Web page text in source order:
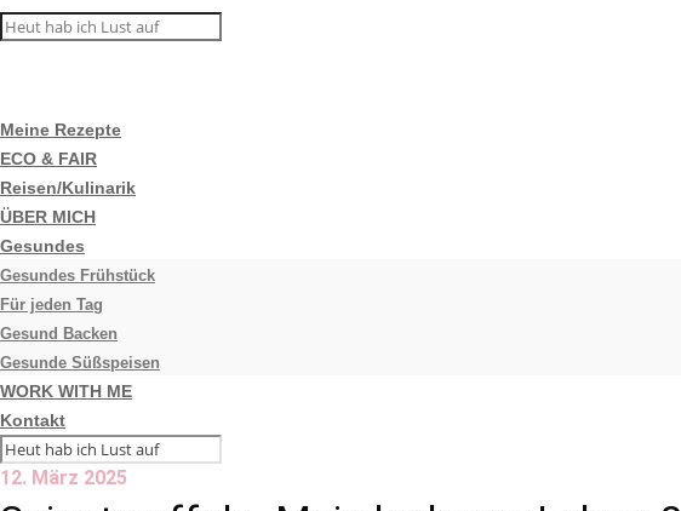
Meine Rezepte
ECO & FAIR
Reisen/Kulinarik
ÜBER MICH
Gesundes
Gesundes Frühstück
Für jeden Tag
Gesund Backen
Gesunde Süßspeisen
WORK WITH ME
Kontakt
12. März 2025